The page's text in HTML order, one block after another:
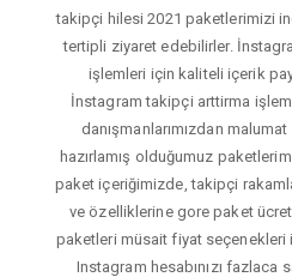
takipçi hilesi 2021 paketlerimizi
tertipli ziyaret edebilirler.
işlemleri için kaliteli içerik
İnstagram takipçi arttirma
danışmanlarımızdan
hazırlamış olduğumuz
paket içeriğimizde, takipçi
ve özelliklerine gore paket
paketleri müsait fiyat seçenekleri
Instagram hesabınızı fazlaca